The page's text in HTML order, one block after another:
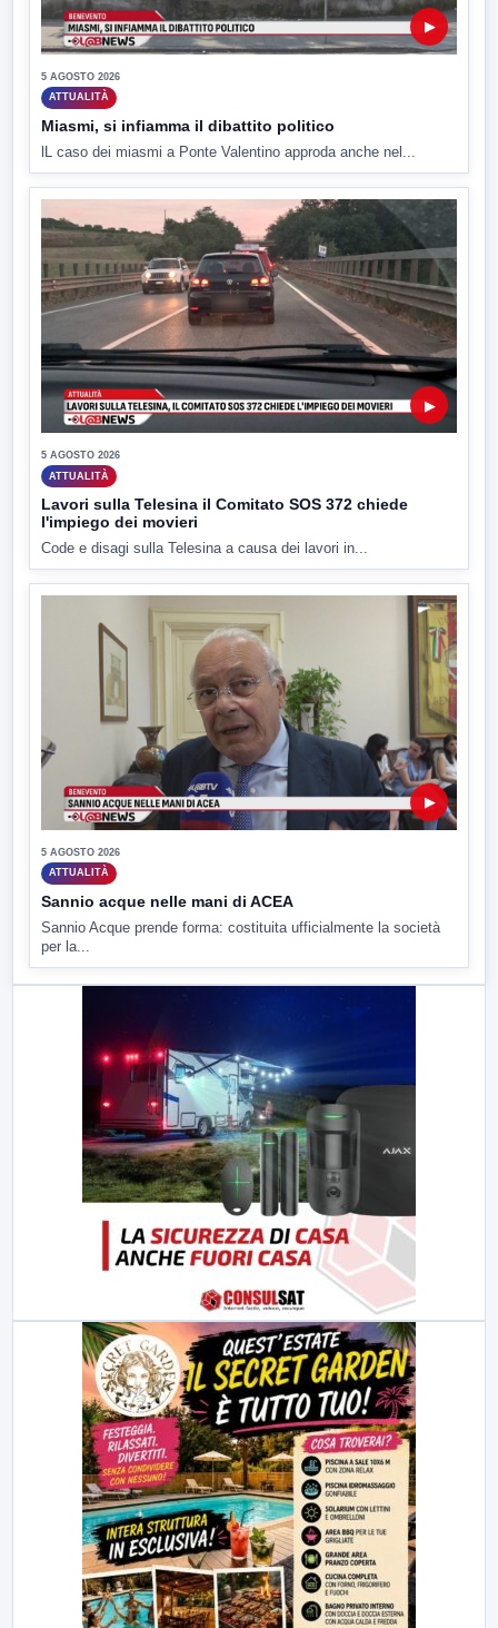
▶
5 AGOSTO 2026
ATTUALITÀ
Miasmi, si infiamma il dibattito politico
lL caso dei miasmi a Ponte Valentino approda anche nel...
▶
5 AGOSTO 2026
ATTUALITÀ
Lavori sulla Telesina il Comitato SOS 372 chiede
l'impiego dei movieri
Code e disagi sulla Telesina a causa dei lavori in...
▶
5 AGOSTO 2026
ATTUALITÀ
Sannio acque nelle mani di ACEA
Sannio Acque prende forma: costituita ufficialmente la società
per la...